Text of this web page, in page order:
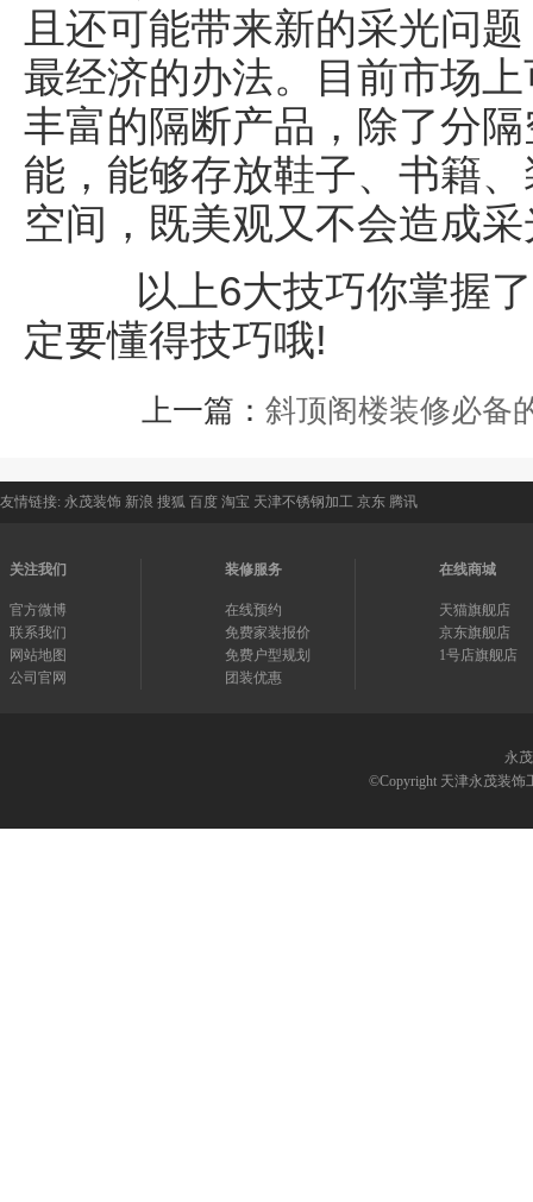
且还可能带来新的采光问
最经济的办法。目前市场
丰富的隔断产品，除了分
能，能够存放鞋子、书籍
空间，既美观又不会造成
以上6大技巧你掌握了
定要懂得技巧哦!
上一篇： 斜顶阁楼装修必备
友情链接: 永茂装饰 新浪 搜狐 百度 淘宝 天津不锈钢加工 京东 腾讯
关注我们
官方微博
联系我们
网站地图
公司官网
装修服务
在线预约
免费家装报价
免费户型规划
团装优惠
在线商城
天猫旗舰店
京东旗舰店
1号店旗舰店
永
©Copyright 天津永茂装